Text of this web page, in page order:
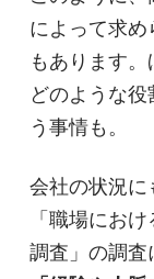
によって求め
もあります
どのような
う事情も。
会社の状況
「職場にお
調査」の調査